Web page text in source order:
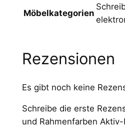
b
A
k
i
v
Möbelkategorien
Rezensionen
Es gibt noch keine
Schreibe die erste
und Rahmenfarben Aktiv-